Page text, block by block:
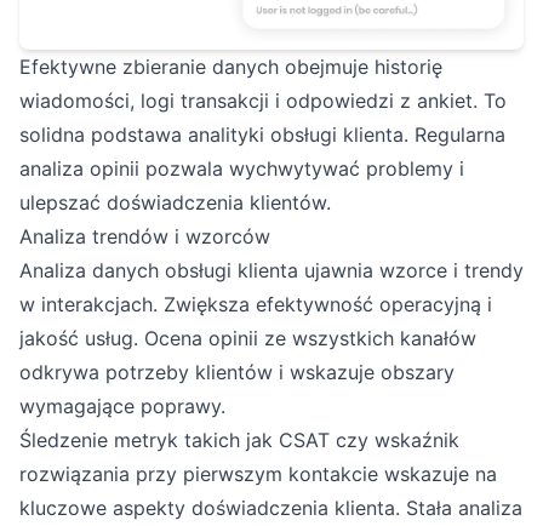
Efektywne zbieranie danych obejmuje historię
wiadomości, logi transakcji i odpowiedzi z ankiet. To
solidna podstawa analityki obsługi klienta. Regularna
analiza opinii pozwala wychwytywać problemy i
ulepszać doświadczenia klientów.
Analiza trendów i wzorców
Analiza danych obsługi klienta ujawnia wzorce i trendy
w interakcjach. Zwiększa efektywność operacyjną i
jakość usług. Ocena opinii ze wszystkich kanałów
odkrywa potrzeby klientów i wskazuje obszary
wymagające poprawy.
Śledzenie metryk takich jak CSAT czy wskaźnik
rozwiązania przy pierwszym kontakcie wskazuje na
kluczowe aspekty doświadczenia klienta. Stała analiza